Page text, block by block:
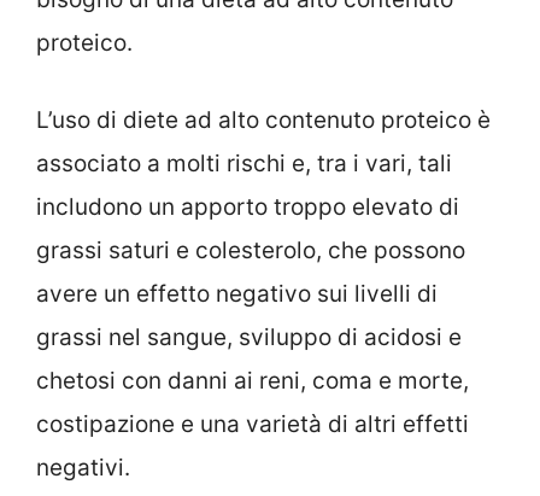
proteico.
L’uso di diete ad alto contenuto proteico è
associato a molti rischi e, tra i vari, tali
includono un apporto troppo elevato di
grassi saturi e colesterolo, che possono
avere un effetto negativo sui livelli di
grassi nel sangue, sviluppo di acidosi e
chetosi con danni ai reni, coma e morte,
costipazione e una varietà di altri effetti
negativi.